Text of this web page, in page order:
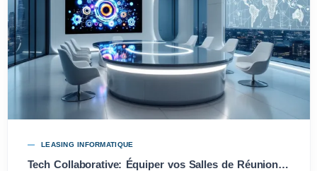
LEASING INFORMATIQUE
Tech Collaborative: Équiper vos Salles de Réunion Intelligentes pour 2025